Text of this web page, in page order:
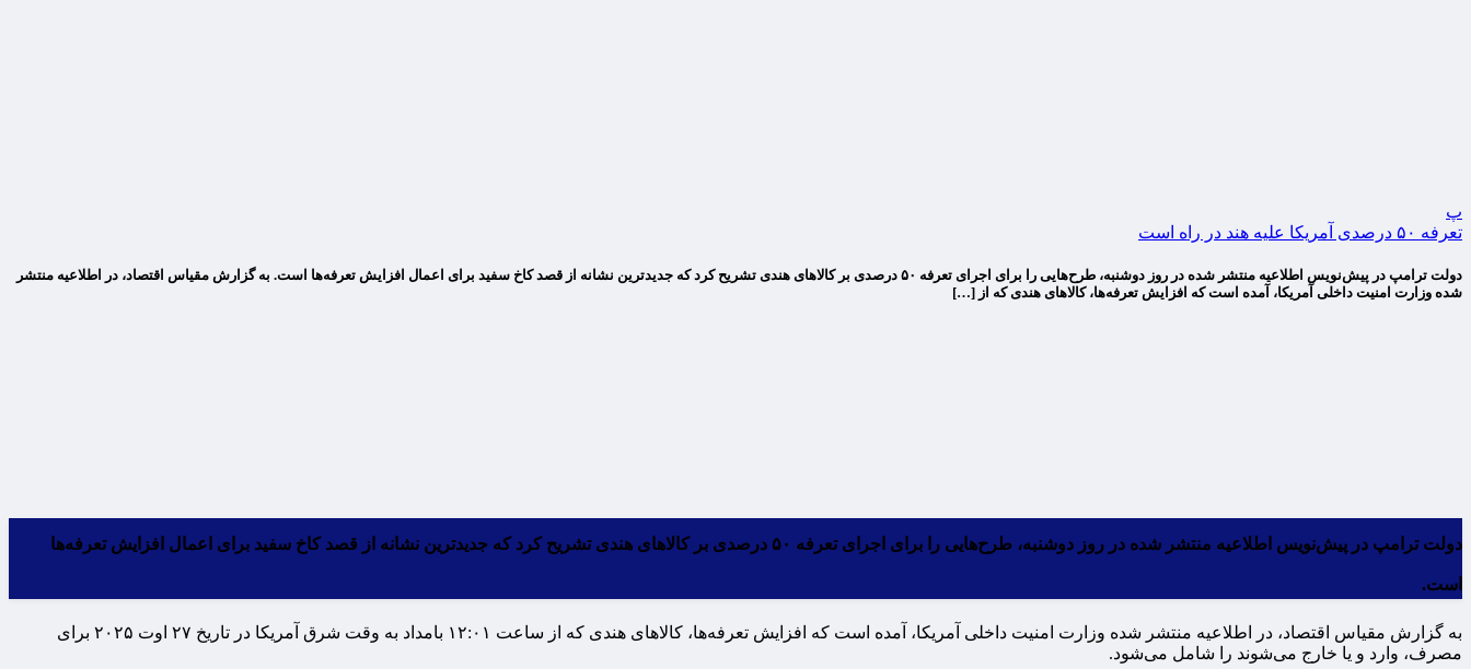
پ
تعرفه ۵۰ درصدی آمریکا علیه هند در راه است
دولت ترامپ در پیش‌نویس اطلاعیه منتشر شده در روز دوشنبه، طرح‌هایی را برای اجرای تعرفه ۵۰ درصدی بر کالاهای هندی تشریح کرد که جدیدترین نشانه از قصد کاخ سفید برای اعمال افزایش تعرفه‌ها است. به گزارش مقیاس اقتصاد، در اطلاعیه منتشر
شده وزارت امنیت داخلی آمریکا، آمده است که افزایش تعرفه‌ها، کالاهای هندی که از […]
دولت ترامپ در پیش‌نویس اطلاعیه منتشر شده در روز دوشنبه، طرح‌هایی را برای اجرای تعرفه ۵۰ درصدی بر کالاهای هندی تشریح کرد که جدیدترین نشانه از قصد کاخ سفید برای اعمال افزایش تعرفه‌ها
است.
به گزارش مقیاس اقتصاد، در اطلاعیه منتشر شده وزارت امنیت داخلی آمریکا، آمده است که افزایش تعرفه‌ها، کالاهای هندی که از ساعت ۱۲:۰۱ بامداد به وقت شرق آمریکا در تاریخ ۲۷ اوت ۲۰۲۵ برای
مصرف، وارد و یا خارج می‌شوند را شامل می‌شود.